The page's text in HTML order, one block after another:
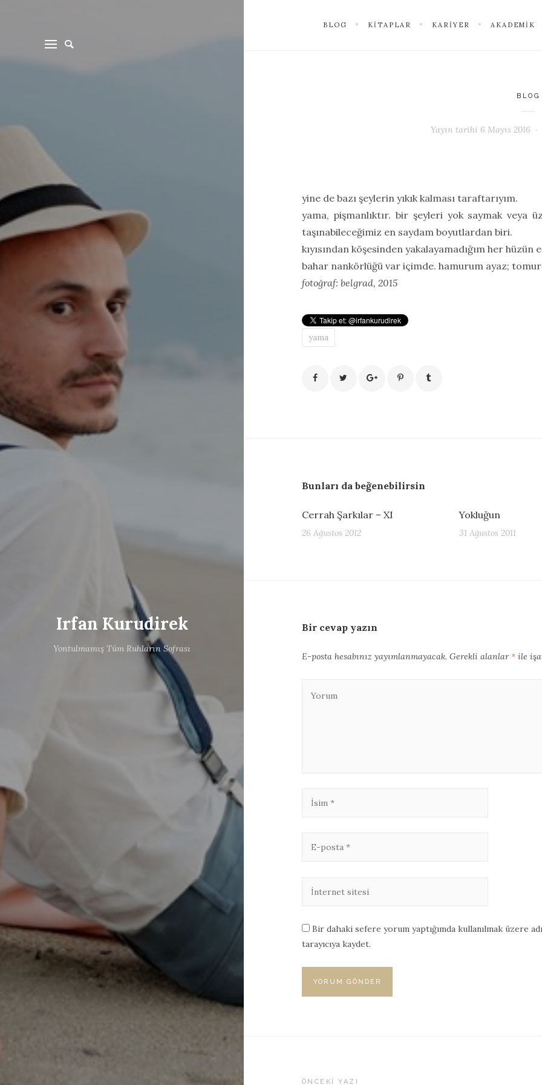
Irfan Kurudirek
Yontulmamış Tüm Ruhların Sofrası
BLOG KITAPLAR KARIYER AKADEMIK
BLOG
Yayın tarihi 6 Mayıs 2016
yine de bazı şeylerin yıkık kalması taraftarıyım.
yama, pişmanlıktır. bir şeyleri yok saymak veya
taşınabileceğimiz en saydam boyutlardan biri.
kıyısından köşesinden yakalayamadığım her
bahar nankörlüğü var içimde. hamurum ayaz;
fotoğraf: belgrad, 2015
yama
Bunları da beğenebilirsin
Cerrah Şarkılar – XI
26 Ağustos 2012
Yokluğun
31 Ağustos 2011
Bir cevap yazın
E-posta hesabınız yayımlanmayacak. Gerekli alanlar*ile
Bir dahaki sefere yorum yaptığımda kullanılmak üzere
tarayıcıya kaydet.
ÖNCEKI YAZI